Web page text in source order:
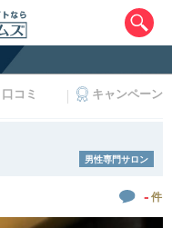
口コミ キャンペーン
男性専門サロン
- 件